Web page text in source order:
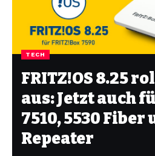
TECH
FRITZ!OS 8.25
aus: Jetzt auch
7510, 5530 Fiber
Repeater